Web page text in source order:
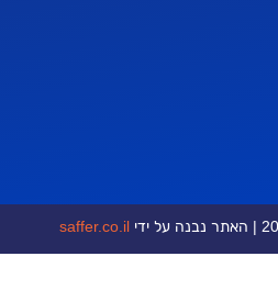
saffer.co.il